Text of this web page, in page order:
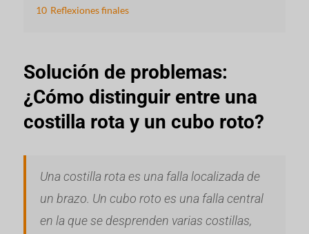
10 Reflexiones finales
Solución de problemas:
¿Cómo distinguir entre una
costilla rota y un cubo roto?
Una costilla rota es una falla localizada de
un brazo. Un cubo roto es una falla central
en la que se desprenden varias costillas,